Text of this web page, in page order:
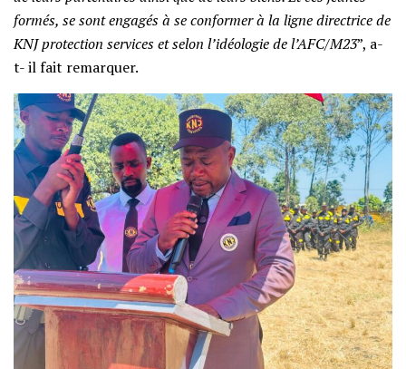
formés, se sont engagés à se conformer à la ligne directrice de
KNJ protection services et selon l’idéologie de l’AFC/M23”, a-
t- il fait remarquer.